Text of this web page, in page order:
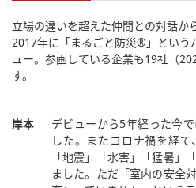
立場の違いを超えた仲間との対話か
2017年に「まるごと防災®︎」という
ュー。参画している企業も19社（
す。
岸本
デビューから5年経った今
した。またコロナ禍を経
「地震」「水害」「猛暑」
ました。ただ「室内の安全